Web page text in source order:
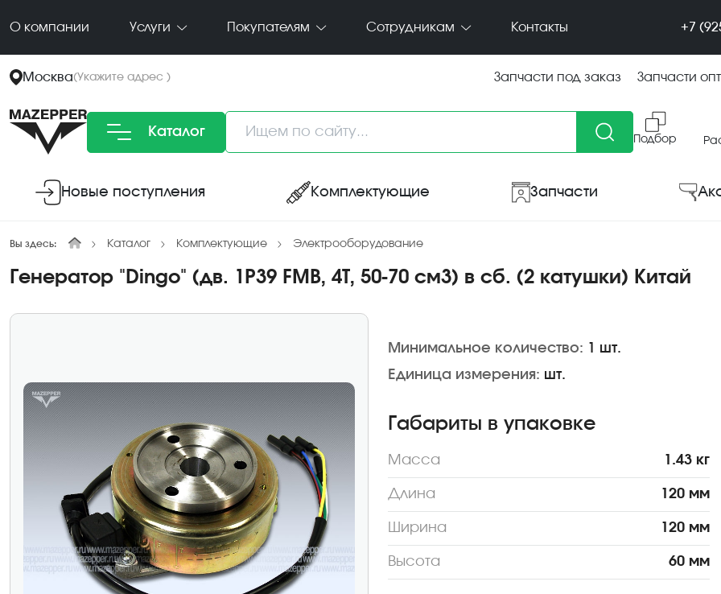
О компании Услуги Покупателям Сотрудникам Контакты +7
Москва(Укажите адрес ) Запчасти под заказ Запчасти
Каталог
Подбор
Новые поступления Комплектующие Запчасти
Вы здесь: Каталог Комплектующие Электрооборудование
Генератор "Dingo" (дв. 1P39 FMB, 4Т, 50-70 см3) в сб. (2 катушки) Китай
Минимальное количество: 1 шт.
Единица измерения: шт.
Габариты в упаковке
Масса 1.43 кг
Длина 120 мм
Ширина 120 мм
Высота 60 мм